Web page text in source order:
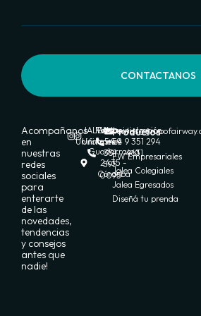
CONTACTANOS
Acompañanos
en
nuestras
redes
sociales
para
enterarte
de las
novedades,
tendencias
y consejos
antes que
nadie!
JALEA
Uniformes
FW
Uniformes
Guadarrama
2435 -
Córdoba
Ventas:
+54 9
351
595
0095
Administración:
+54 9 351 294
4631
Productos
FW Empresariales
Jalea Colegiales
Jalea Egresados
Diseñá tu prenda